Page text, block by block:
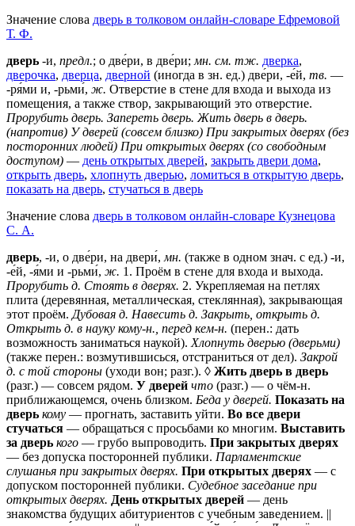
Значение слова дверь в толковом онлайн-словаре Ефремовой
Т. Ф.
дверь -и, предл.; о две́ри, в две́ри; мн. см. тж. дверка,
дверочка, дверца, дверной (иногда в зн. ед.) две́ри, -е́й, тв. —
-ря́ми и, -рьми́, ж. Отверстие в стене для входа и выхода из
помещения, а также створ, закрывающий это отверстие.
Прорубить дверь. Запереть дверь. Жить дверь в дверь.
(напротив) У дверей (совсем близко) При закрытых дверях (без
посторонних людей) При открытых дверях (со свободным
доступом) — день открытых дверей, закрыть двери дома,
открыть дверь, хлопнуть дверью, ломиться в открытую дверь,
показать на дверь, стучаться в дверь
Значение слова дверь в толковом онлайн-словаре Кузнецова
С. А.
дверь, -и, о две́ри, на двери́, мн. (также в одном знач. с ед.) -и,
-е́й, -я́ми и -рьми́, ж. 1. Проём в стене для входа и выхода.
Прорубить д. Стоять в дверях. 2. Укрепляемая на петлях
плита (деревянная, металлическая, стеклянная), закрывающая
этот проём. Дубовая д. Навесить д. Закрыть, открыть д.
Открыть д. в науку кому-н., перед кем-н. (перен.: дать
возможность заниматься наукой). Хлопнуть дверью (дверьми)
(также перен.: возмутившисься, отстраниться от дел). Закрой
д. с той стороны (уходи вон; разг.). ◊ Жить дверь в дверь
(разг.) — совсем рядом. У дверей что (разг.) — о чём-н.
приближающемся, очень близком. Беда у дверей. Показать на
дверь кому — прогнать, заставить уйти. Во все двери
стучаться — обращаться с просьбами ко многим. Выставить
за дверь кого — грубо выпроводить. При закрытых дверях
— без допуска посторонней публики. Парламентские
слушанья при закрытых дверях. При открытых дверях — с
допуском посторонней публики. Судебное заседание при
открытых дверях. День открытых дверей — день
знакомства будущих абитуриентов с учебным заведением. ||